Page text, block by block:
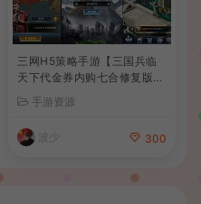
三网H5策略手游【三国兵临
天下代金券内购七合修复版】
+Linux手工服务端+管理后台
+GM授权后台+简易安卓客户
端+详细搭建教程+视频教程
手游资源
波少 300